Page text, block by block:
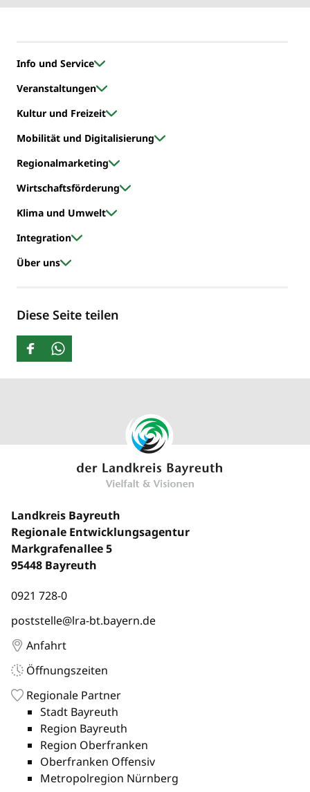
Info und Service
Veranstaltungen
Kultur und Freizeit
Mobilität und Digitalisierung
Regionalmarketing
Wirtschaftsförderung
Klima und Umwelt
Integration
Über uns
Diese Seite teilen
Landkreis Bayreuth
Regionale Entwicklungsagentur
Markgrafenallee 5
95448 Bayreuth
0921 728-0
poststelle@lra-bt.bayern.de
Anfahrt
Öffnungszeiten
Regionale Partner
Stadt Bayreuth
Region Bayreuth
Region Oberfranken
Oberfranken Offensiv
Metropolregion Nürnberg